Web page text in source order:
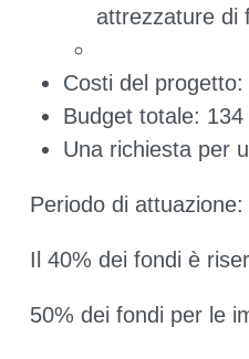
attrezzature di
Costi del
Budget totale:
Una richiesta per
Periodo di
Il 40% dei fondi è
50% dei fondi per le